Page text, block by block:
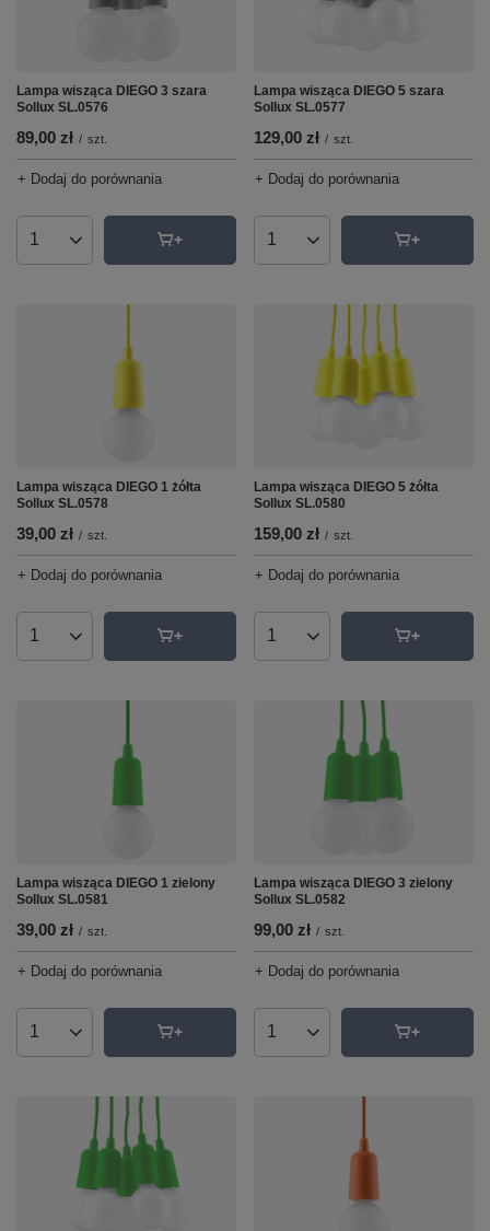
Lampa wisząca DIEGO 3 szara
Sollux SL.0576
89,00 zł / szt.
+ Dodaj do porównania
Ilość produktów
Lampa wisząca DIEGO 5 szara
Sollux SL.0577
129,00 zł / szt.
+ Dodaj do porównania
Ilość produktów
Lampa wisząca DIEGO 1 żółta
Sollux SL.0578
39,00 zł / szt.
+ Dodaj do porównania
Ilość produktów
Lampa wisząca DIEGO 5 żółta
Sollux SL.0580
159,00 zł / szt.
+ Dodaj do porównania
Ilość produktów
Lampa wisząca DIEGO 1 zielony
Sollux SL.0581
39,00 zł / szt.
+ Dodaj do porównania
Ilość produktów
Lampa wisząca DIEGO 3 zielony
Sollux SL.0582
99,00 zł / szt.
+ Dodaj do porównania
Ilość produktów